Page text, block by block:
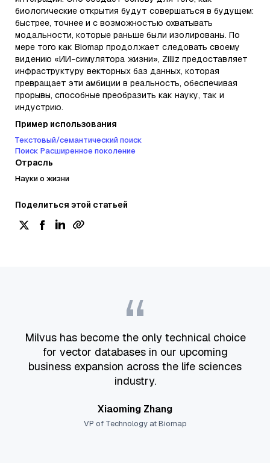
биологические открытия будут совершаться в будущем:
быстрее, точнее и с возможностью охватывать
модальности, которые раньше были изолированы. По
мере того как Biomap продолжает следовать своему
видению «ИИ-симулятора жизни», Zilliz предоставляет
инфраструктуру векторных баз данных, которая
превращает эти амбиции в реальность, обеспечивая
прорывы, способные преобразить как науку, так и
индустрию.
Пример использования
Текстовый/семантический поиск
Поиск Расширенное поколение
Отрасль
Науки о жизни
Поделиться этой статьей
“
Milvus has become the only technical choice
for vector databases in our upcoming
business expansion across the life sciences
industry.
Xiaoming Zhang
VP of Technology at Biomap